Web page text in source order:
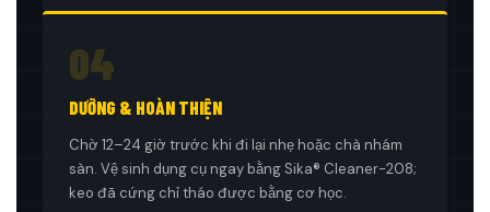
04
DƯỠNG & HOÀN THIỆN
Chờ 12–24 giờ trước khi đi lại nhẹ hoặc chà nhám
sàn. Vệ sinh dụng cụ ngay bằng Sika® Cleaner-208;
keo đã cứng chỉ tháo được bằng cơ học.